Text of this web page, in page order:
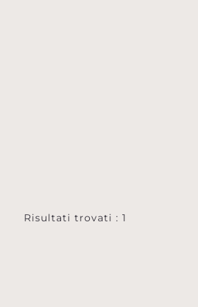
Risultati trovati : 1